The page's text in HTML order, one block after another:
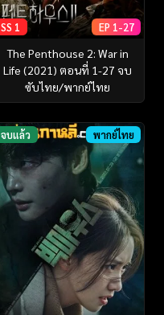
SS 1 EP 1-27
The Penthouse 2: War in
Life (2021) ตอนที่ 1-27 จบ
ซับไทย/พากย์ไทย
จบแล้ว พากย์ไทย